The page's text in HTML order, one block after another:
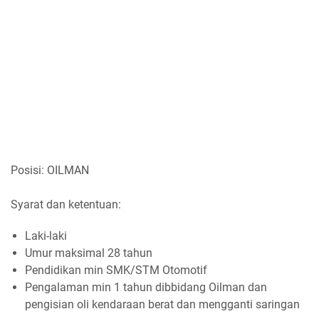
Posisi: OILMAN
Syarat dan ketentuan:
Laki-laki
Umur maksimal 28 tahun
Pendidikan min SMK/STM Otomotif
Pengalaman min 1 tahun dibbidang Oilman dan
pengisian oli kendaraan berat dan mengganti saringan